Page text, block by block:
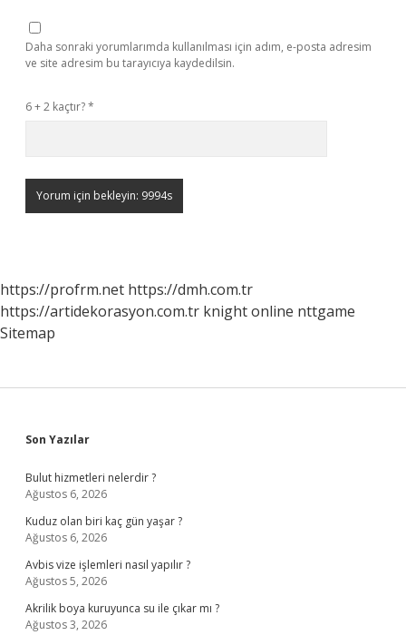
Daha sonraki yorumlarımda kullanılması için adım, e-posta adresim
ve site adresim bu tarayıcıya kaydedilsin.
6 + 2 kaçtır?*
https://profrm.net https://dmh.com.tr
https://artidekorasyon.com.tr knight online nttgame
Sitemap
Sidebar
Son Yazılar
Bulut hizmetleri nelerdir ?
Ağustos 6, 2026
Kuduz olan biri kaç gün yaşar ?
Ağustos 6, 2026
Avbis vize işlemleri nasıl yapılır ?
Ağustos 5, 2026
Akrilik boya kuruyunca su ile çıkar mı ?
Ağustos 3, 2026